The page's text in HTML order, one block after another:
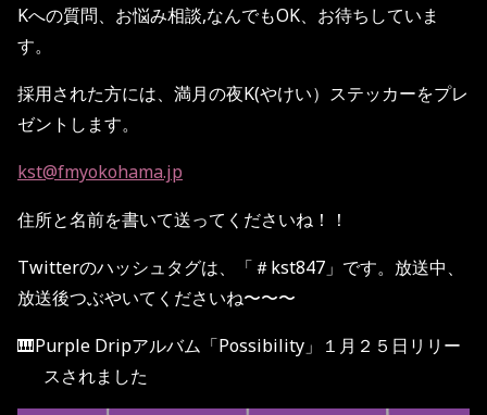
Kへの質問、お悩み相談,なんでもOK、お待ちしていま
す。
採用された方には、満月の夜K(やけい）ステッカーをプレ
ゼントします。
kst@fmyokohama.jp
住所と名前を書いて送ってくださいね！！
Twitterのハッシュタグは、「＃kst847」です。放送中、
放送後つぶやいてくださいね〜〜〜
🎹Purple Dripアルバム「Possibility 」１月２５日リリー
スされました